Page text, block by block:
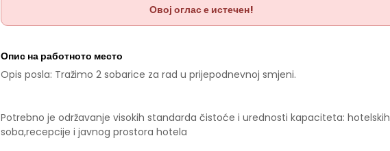
Овој оглас е истечен!
Опис на работното место
Opis posla: Tražimo 2 sobarice za rad u prijepodnevnoj smjeni.
Potrebno je održavanje visokih standarda čistoće i urednosti kapaciteta: hotelskih
soba,recepcije i javnog prostora hotela